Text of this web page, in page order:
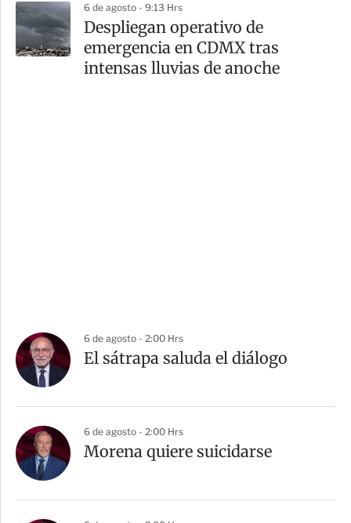
6 de agosto - 9:13 Hrs
Despliegan operativo de
emergencia en CDMX tras
intensas lluvias de anoche
6 de agosto - 2:00 Hrs
El sátrapa saluda el diálogo
6 de agosto - 2:00 Hrs
Morena quiere suicidarse